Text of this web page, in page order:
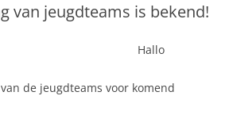
van jeugdteams is bekend!
Hallo
de jeugdteams voor komend